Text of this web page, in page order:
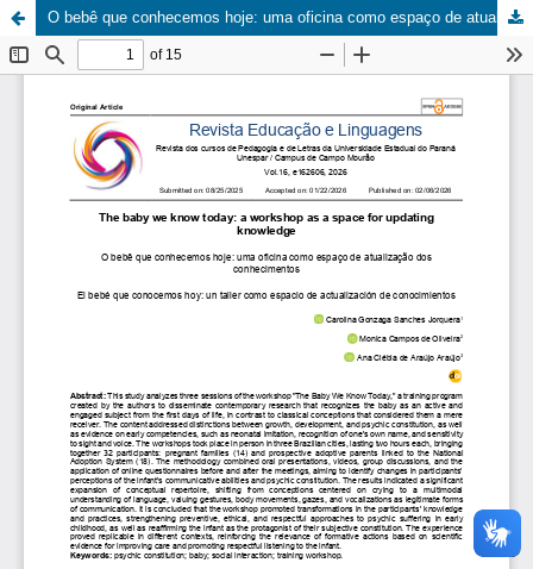
O bebê que conhecemos hoje: uma oficina como espaço de atualização dos conhecimentos